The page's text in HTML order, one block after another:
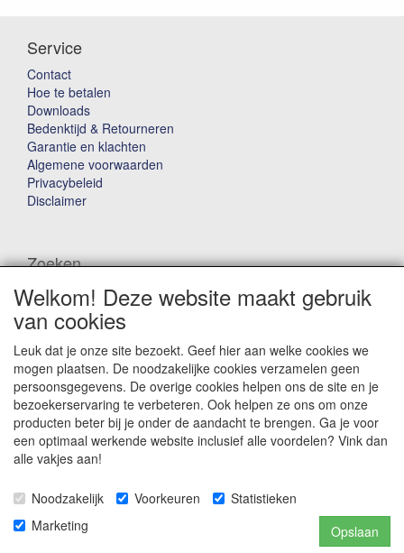
Service
Contact
Hoe te betalen
Downloads
Bedenktijd & Retourneren
Garantie en klachten
Algemene voorwaarden
Privacybeleid
Disclaimer
Zoeken
Waar ben je naar op zoek?
Winkelwagen
Uw winkelwagen is leeg
Welkom! Deze website maakt gebruik
van cookies
Leuk dat je onze site bezoekt. Geef hier aan welke cookies we
mogen plaatsen. De noodzakelijke cookies verzamelen geen
persoonsgegevens. De overige cookies helpen ons de site en je
bezoekerservaring te verbeteren. Ook helpen ze ons om onze
producten beter bij je onder de aandacht te brengen. Ga je voor
een optimaal werkende website inclusief alle voordelen? Vink dan
alle vakjes aan!
Noodzakelijk Voorkeuren
Statistieken
Marketing
Opslaan